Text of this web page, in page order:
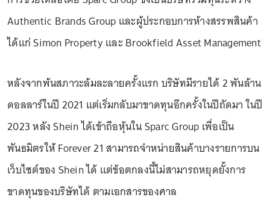
Authentic Brands Group และผู้ประกอบการห้างสรรพสินค้า
ได้แก่ Simon Property และ Brookfield Asset Management
หลังจากพ้นสภาวะล้มละลายครั้งแรก บริษัทมีรายได้ 2 พันล้าน
ดอลลาร์ในปี 2021 แต่เริ่มกลับมาขาดทุนอีกครั้งในปีถัดมา ในปี
2023 หลัง Shein ได้เข้าถือหุ้นใน Sparc Group เพื่อเป็น
พันธมิตรให้ Forever 21 สามารถจำหน่ายสินค้าบางรายการบน
เว็บไซต์ของ Shein ได้ แต่ข้อตกลงนี้ไม่สามารถหยุดยั้งการ
ขาดทุนของบริษัทได้ ตามเอกสารของศาล